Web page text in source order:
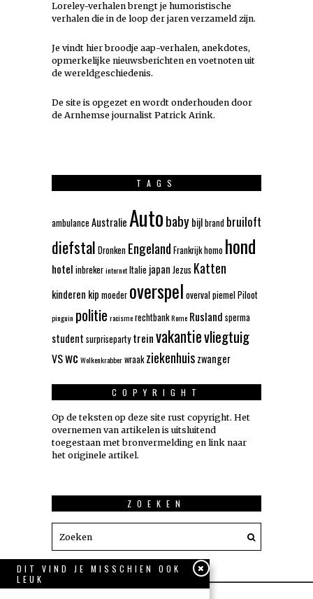
Loreley-verhalen brengt je humoristische
verhalen die in de loop der jaren verzameld zijn.
Je vindt hier broodje aap-verhalen, anekdotes,
opmerkelijke nieuwsberichten en voetnoten uit
de wereldgeschiedenis.
De site is opgezet en wordt onderhouden door
de Arnhemse journalist Patrick Arink.
TAGS
ambulance AustralieAutobabybijlbrand bruiloft
diefstal Dronken Engeland Frankrijkhomo hond
hotel inbrekerinternetItalie japan Jezus Katten
kinderen kip moeder overspel overvalpiemelPiloot
pinguin politie racismerechtbankRome Rusland sperma
student surpriseparty treinvakantievliegtuig
VSwc Wolkenkrabberwraak ziekenhuiszwanger
COPYRIGHT
Op de teksten op deze site rust copyright. Het
overnemen van artikelen is uitsluitend
toegestaan met bronvermelding en link naar
het originele artikel.
ZOEKEN
DIT VIND JE MISSCHIEN OOK
LEUK